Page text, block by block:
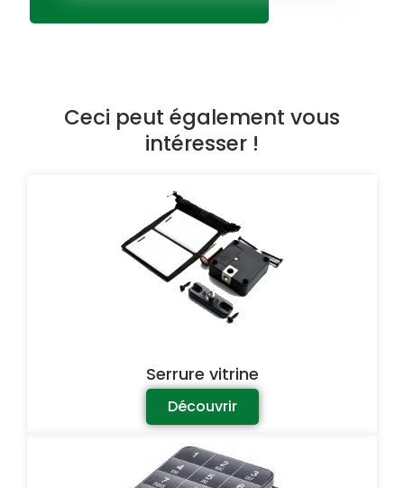
Ceci peut également vous
intéresser !​​
Serrure vitrine
Découvrir